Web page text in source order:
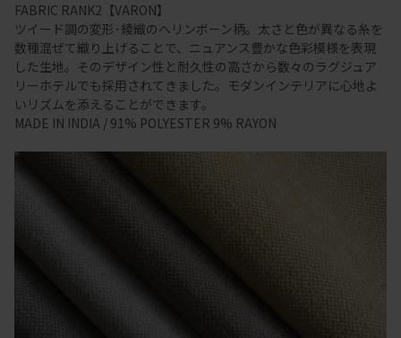
FABRIC RANK2【VARON】
ツイード調の変形･綾織のヘリンボーン柄。太さと色が異なる糸を
数種混ぜて織り上げることで、ニュアンス豊かな色彩模様を表現
した生地。そのデザイン性と耐久性の高さから数々のラグジュア
リーホテルでも採用されてきました。モダンインテリアに心地よ
いリズムを添えることができます。
MADE IN INDIA / 91% POLYESTER 9% RAYON